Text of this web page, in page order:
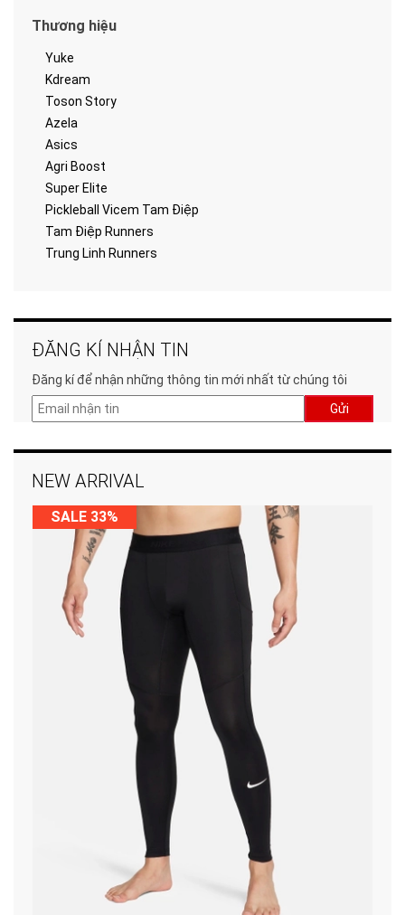
Thương hiệu
Yuke
Kdream
Toson Story
Azela
Asics
Agri Boost
Super Elite
Pickleball Vicem Tam Điệp
Tam Điệp Runners
Trung Linh Runners
ĐĂNG KÍ NHẬN TIN
Đăng kí để nhận những thông tin mới nhất từ chúng tôi
Gửi
NEW ARRIVAL
SALE 33%